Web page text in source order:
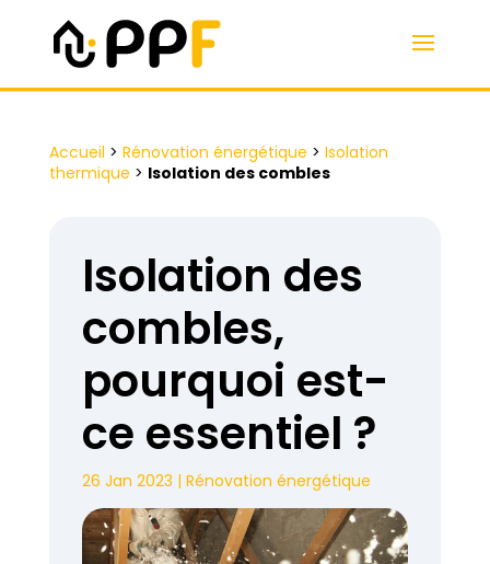
Accueil > Rénovation énergétique > Isolation
thermique > Isolation des combles
Isolation des
combles,
pourquoi est-
ce essentiel ?
26 Jan 2023 | Rénovation énergétique